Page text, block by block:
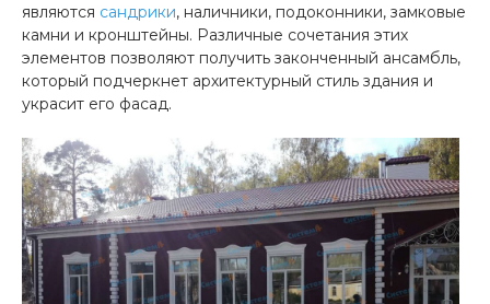
являются сандрики, наличники, подоконники, замковые
камни и кронштейны. Различные сочетания этих
элементов позволяют получить законченный ансамбль,
который подчеркнет архитектурный стиль здания и
украсит его фасад.